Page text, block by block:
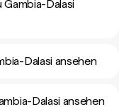
Dalasi
Dalasi ansehen
Dalasi ansehen